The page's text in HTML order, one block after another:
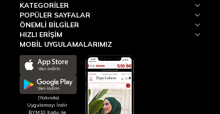
KATEGORILER
POPÜLER SAYFALAR
ÖNEMLI BILGILER
HIZLI ERIŞIM
MOBİL UYGULAMALARIMIZ
(Yakında)
Uygulamayı İndir
BYM10 Kodu ile